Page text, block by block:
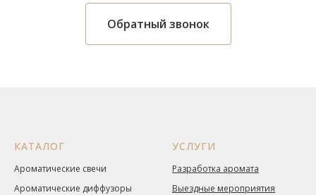
Обратный звонок
КАТАЛОГ
Ароматические свечи
Ароматические диффузоры
УСЛУГИ
Разработка аромата
Выездные мероприятия